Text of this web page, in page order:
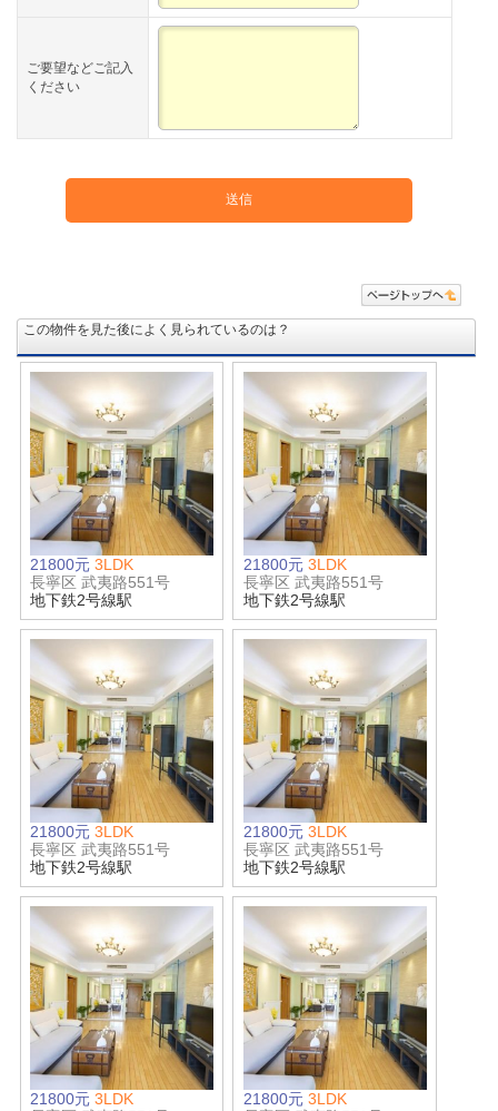
ご要望などご記入
ください
この物件を見た後によく見られているのは？
21800元 3LDK
長寧区 武夷路551号
地下鉄2号線駅
21800元 3LDK
長寧区 武夷路551号
地下鉄2号線駅
21800元 3LDK
長寧区 武夷路551号
地下鉄2号線駅
21800元 3LDK
長寧区 武夷路551号
地下鉄2号線駅
21800元 3LDK
21800元 3LDK